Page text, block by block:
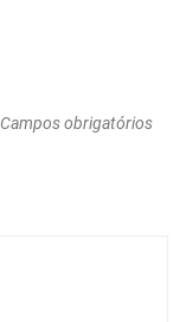
Campos obrigatórios